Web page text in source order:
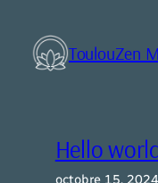
contenu
ToulouZen
Hello
octobre 15, 2024